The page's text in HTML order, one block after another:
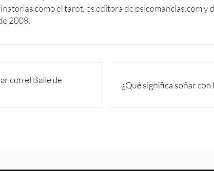
como el tarot, es editora de psicomancias.com y
2008.
con el Baile de
¿Qué significa soñar